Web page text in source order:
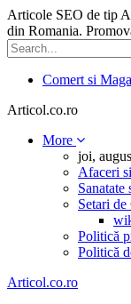
Articole SEO de tip
din Romania.
Comert si
Articol.co.ro
More
joi,
Afaceri
Sanatate
Setari
Politică
Politică
Articol.co.ro